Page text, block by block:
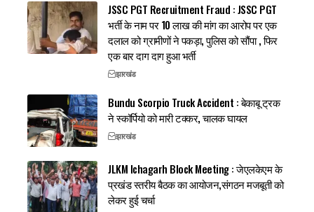
JSSC PGT Recruitment Fraud : JSSC PGT
भर्ती के नाम पर 10 लाख की मांग का आरोप पर एक
दलाल को ग्रामीणों ने पकड़ा, पुलिस को सौंपा , फिर
एक बार दाग दाग हुआ भर्ती
झारखंड
Bundu Scorpio Truck Accident : बेकाबू ट्रक
ने स्कॉर्पियो को मारी टक्कर, चालक घायल
झारखंड
JLKM Ichagarh Block Meeting : जेएलकेएम के
प्रखंड स्तरीय बैठक का आयोजन,संगठन मजबूती को
लेकर हुई चर्चा